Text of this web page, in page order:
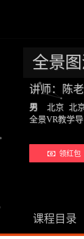
全景
讲师：陈
男
北京 北
全景VR教学
领红包
课程目录